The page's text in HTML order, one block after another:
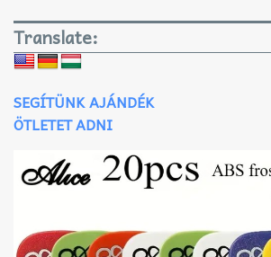
Translate:
SEGÍTÜNK AJÁNDÉK
ÖTLETET ADNI